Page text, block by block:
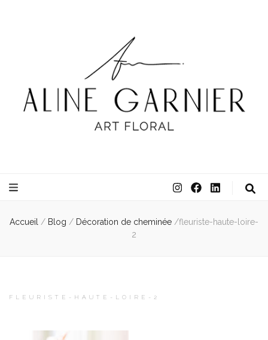
Accueil / Blog / Décoration de cheminée /fleuriste-haute-loire-
2
FLEURISTE-HAUTE-LOIRE-2